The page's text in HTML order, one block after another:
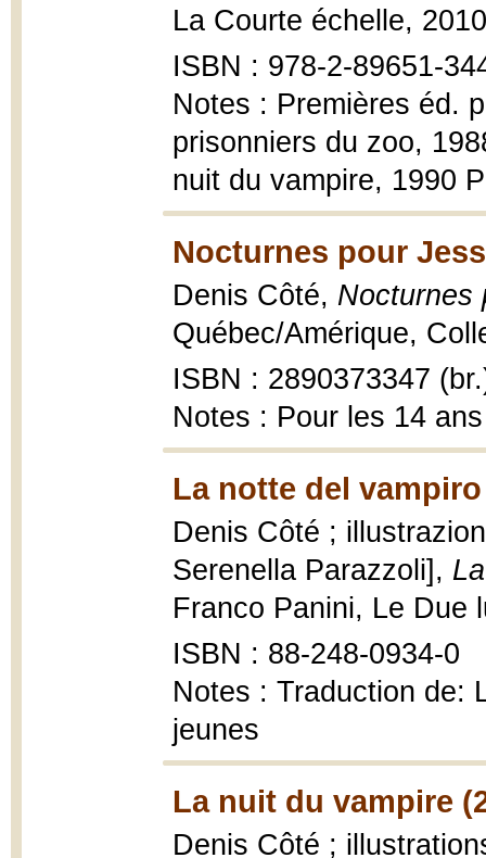
La Courte échelle, 2010
ISBN : 978-2-89651-
Notes : Premières éd.
prisonniers du zoo,
nuit du vampire, 1990
Nocturnes pour
Denis Côté, Nocturnes
Québec/Amérique,
ISBN : 2890373347
Notes : Pour les 14
La notte del vampiro
Denis Côté ;
Serenella Parazzoli],
Franco Panini, Le Due
ISBN : 88-248-0934-0
Notes : Traduction de:
jeunes
La nuit du vampire
Denis Côté ;